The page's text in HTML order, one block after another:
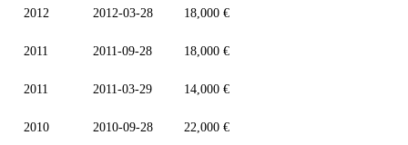
2012 2012-03-28 18,000 €
2011 2011-09-28 18,000 €
2011 2011-03-29 14,000 €
2010 2010-09-28 22,000 €